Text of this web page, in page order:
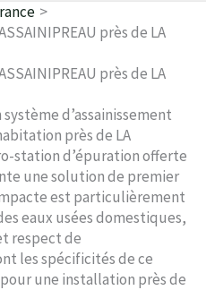
près de LA
près de LA
d’assainissement
près de LA
station d’épuration offerte
une solution de premier
est particulièrement
eaux usées domestiques,
respect de
les spécificités de ce
une installation près de